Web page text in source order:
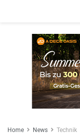
Home News Technik